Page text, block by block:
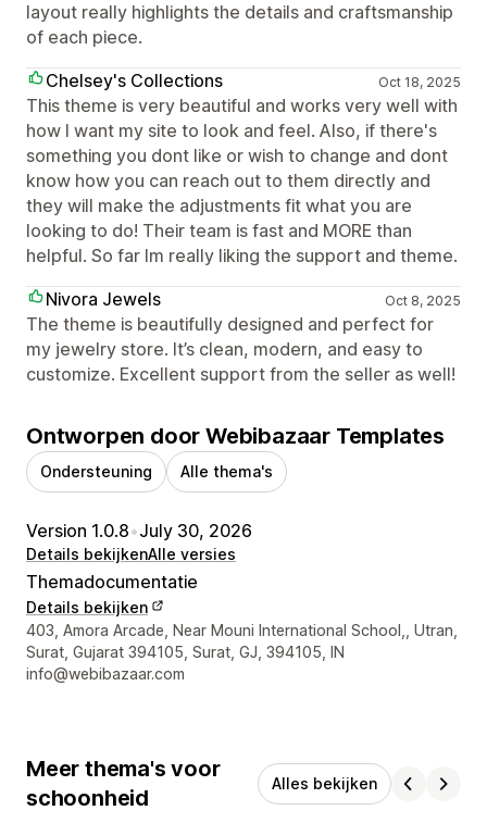
layout really highlights the details and craftsmanship
of each piece.
Chelsey's Collections
Oct 18, 2025
This theme is very beautiful and works very well with
how I want my site to look and feel. Also, if there's
something you dont like or wish to change and dont
know how you can reach out to them directly and
they will make the adjustments fit what you are
looking to do! Their team is fast and MORE than
helpful. So far Im really liking the support and theme.
Nivora Jewels
Oct 8, 2025
The theme is beautifully designed and perfect for
my jewelry store. It’s clean, modern, and easy to
customize. Excellent support from the seller as well!
Ontworpen door Webibazaar Templates
Ondersteuning Alle thema's
Version 1.0.8•July 30, 2026
Details bekijkenAlle versies
Themadocumentatie
Details bekijken
Contactgegevens ontwerper
403, Amora Arcade, Near Mouni International School,, Utran,
Surat, Gujarat 394105, Surat, GJ, 394105, IN
info@webibazaar.com
Meer thema's voor
schoonheid
Alles bekijken